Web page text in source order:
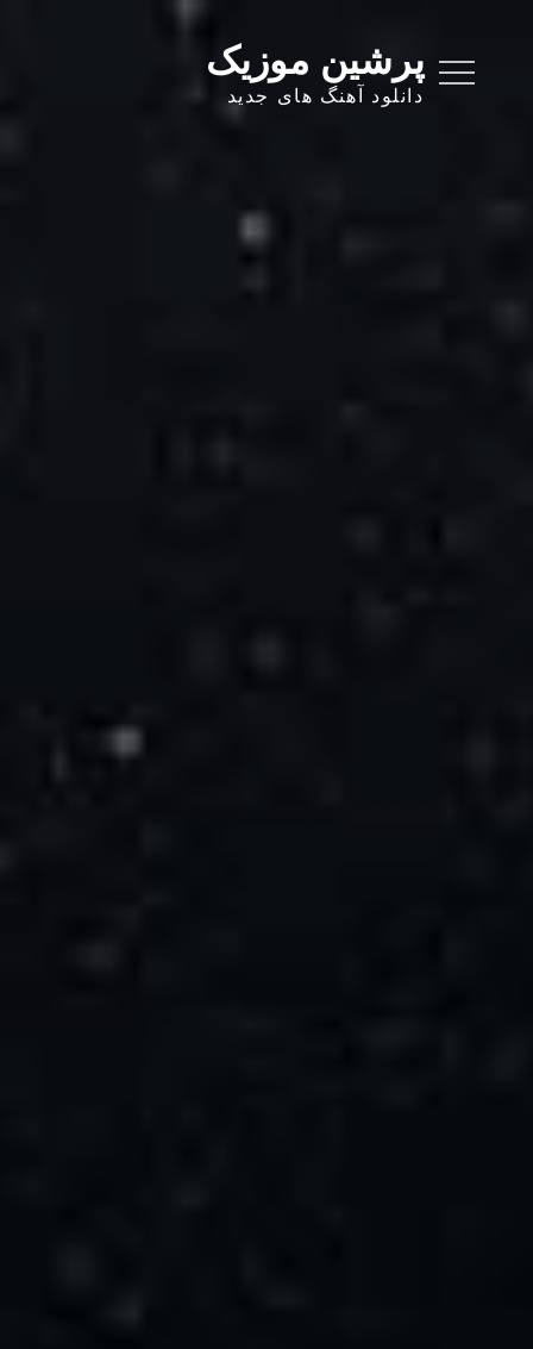
content
پرشین موزیک
دانلود آهنگ های جدید